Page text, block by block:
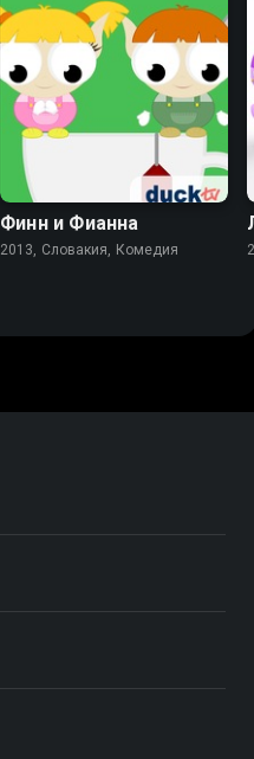
Финн и Фианна
2013, Словакия, Комедия